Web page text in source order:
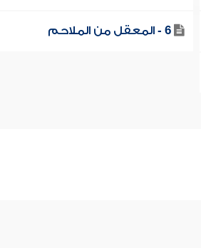
6 - المعقل من الملاحم